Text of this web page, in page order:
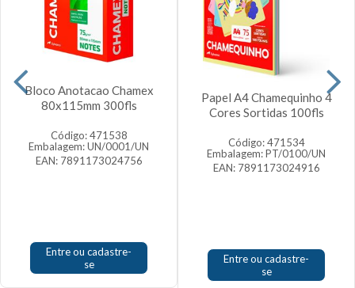
Bloco Anotacao Chamex
80x115mm 300fls
Código: 471538
Embalagem: UN/0001/UN
EAN: 7891173024756
Entre ou cadastre-
se
Papel A4 Chamequinho 4
Cores Sortidas 100fls
Código: 471534
Embalagem: PT/0100/UN
EAN: 7891173024916
Entre ou cadastre-
se